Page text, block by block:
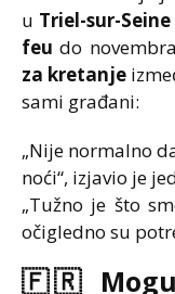
u Triel-sur-Seine
feu do
za kretanje
sami građani:
„Nije normalno
noći“, izjavio je
„Tužno je što
očigledno su
🇫🇷